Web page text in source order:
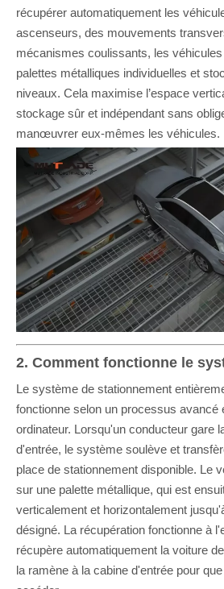
récupérer automatiquement les
ascenseurs, des mouvements
mécanismes coulissants, les
palettes métalliques individuelles et
niveaux. Cela maximise l’espace
stockage sûr et indépendant sans
manœuvrer eux-mêmes les véhicules.
2. Comment fonctionne le
Le système de stationnement
fonctionne selon un processus avancé
ordinateur. Lorsqu'un conducteur gare
d'entrée, le système soulève et
place de stationnement disponible. Le
sur une palette métallique, qui est
verticalement et horizontalement
désigné. La récupération fonctionne à
récupère automatiquement la voiture
la ramène à la cabine d'entrée pour